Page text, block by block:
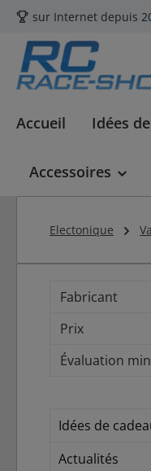
au contenu principal
Passer à la recherche
Passer à la
sur Internet depuis
Accueil Idées
Accessoires
Electonique
Fabricant
Prix
Évaluation
Idées de
Actualités